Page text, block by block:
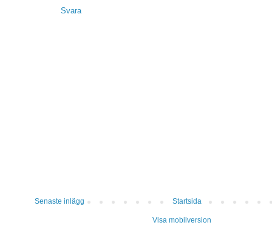
Svara
Senaste inlägg Startsida
Visa mobilversion